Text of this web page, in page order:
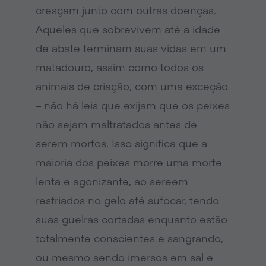
cresçam junto com outras doenças.
Aqueles que sobrevivem até a idade
de abate terminam suas vidas em um
matadouro, assim como todos os
animais de criação, com uma exceção
– não há leis que exijam que os peixes
não sejam maltratados antes de
serem mortos. Isso significa que a
maioria dos peixes morre uma morte
lenta e agonizante, ao sereem
resfriados no gelo até sufocar, tendo
suas guelras cortadas enquanto estão
totalmente conscientes e sangrando,
ou mesmo sendo imersos em sal e